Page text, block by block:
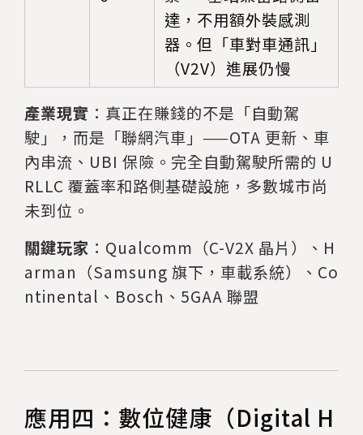
達，不用額外裝感測
器。但「車對車通訊」
（V2V）進展仍慢
產業現實 ：真正在賺錢的不是「自動駕
駛」，而是「聯網汽車」——OTA 更新、車
內串流、UBI 保險。完全自動駕駛所需的 U
RLLC 覆蓋率和路側基礎設施，多數城市尚
未到位。
關鍵玩家 ：Qualcomm（C-V2X 晶片）、H
arman（Samsung 旗下，車載系統）、Co
ntinental、Bosch、5GAA 聯盟
應用四：數位健康（Digital H